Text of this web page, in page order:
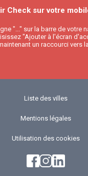
Check sur votre
"..." sur la barre de votre
"Ajouter à l'écran
un raccourci vers
Liste des villes
Mentions légales
Utilisation des cookies